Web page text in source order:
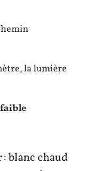
la lumière
faible
blanc chaud